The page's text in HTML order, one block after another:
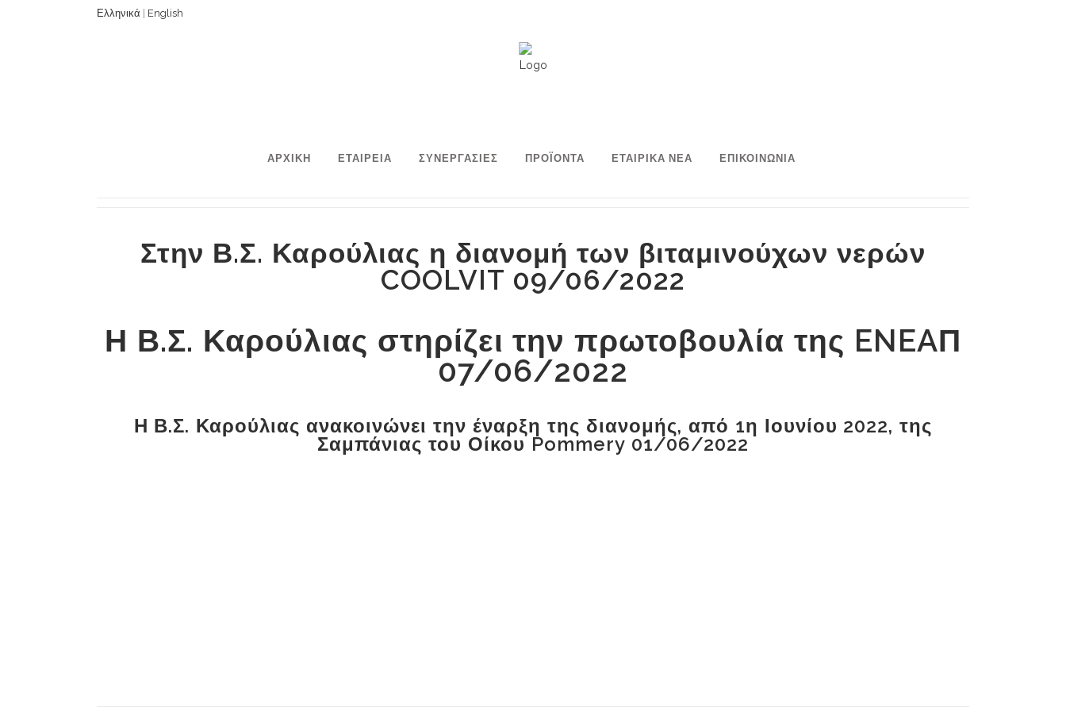
Ελληνικά English
ΑΡΧΙΚΗ ΕΤΑΙΡΕΙΑ ΣΥΝΕΡΓΑΣΙΕΣ ΠΡΟΪΟΝΤΑ ΕΤΑΙΡΙΚΑ ΝΕΑ ΕΠΙΚΟΙΝΩΝΙΑ
Στην Β.Σ. Καρούλιας η διανομή των βιταμινούχων νερών
COOLVIT 09/06/2022
Η Β.Σ. Καρούλιας στηρίζει την πρωτοβουλία της ENEAΠ
07/06/2022
Η Β.Σ. Καρούλιας ανακοινώνει την έναρξη της διανομής, από 1η Ιουνίου 2022, της
Σαμπάνιας του Οίκου Pommery 01/06/2022